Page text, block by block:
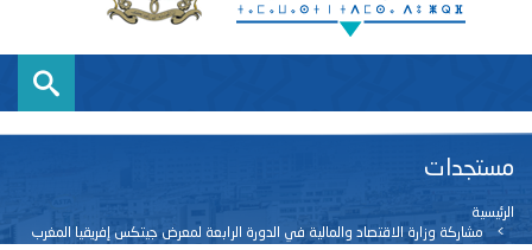
مستجدات
الرئيسية
مشاركة وزارة الاقتصاد والمالية في الدورة الرابعة لمعرض جيتكس إفريقيا المغرب